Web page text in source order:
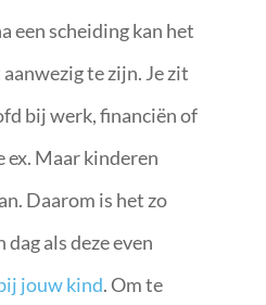
een scheiding kan het
te zijn. Je zit
bij werk, financiën of
ex. Maar kinderen
Daarom is het zo
als deze even
jouw kind. Om te